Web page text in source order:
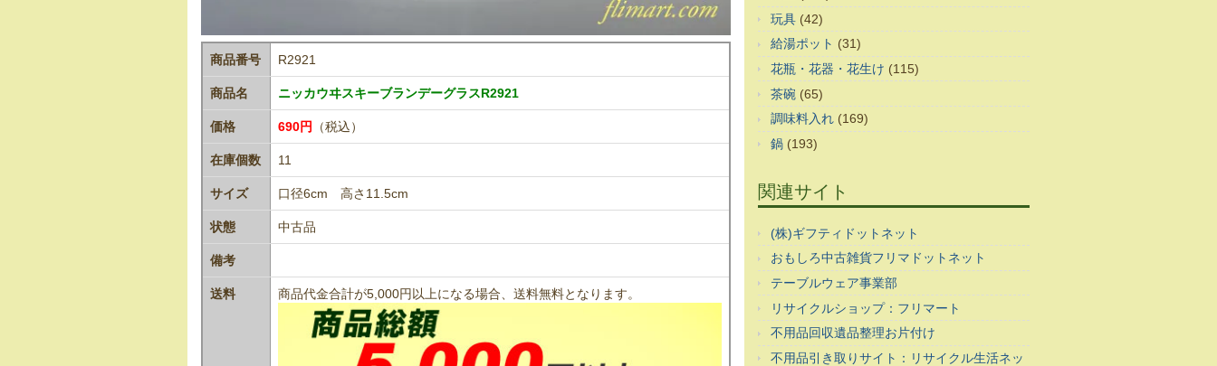
商品番号 R2921
商品名 ニッカウヰスキーブランデーグラスR2921
価格 690円 （税込）
在庫個数 11
サイズ 口径6cm 高さ11.5cm
状態 中古品
備考
送料 商品代金合計が5,000円以上になる場合、送料無料となります。
玩具 (42)
給湯ポット (31)
花瓶・花器・花生け (115)
茶碗 (65)
調味料入れ (169)
鍋 (193)
関連サイト
(株)ギフティドットネット
おもしろ中古雑貨フリマドットネット
テーブルウェア事業部
リサイクルショップ：フリマート
不用品回収遺品整理お片付け
不用品引き取りサイト：リサイクル生活ネッ